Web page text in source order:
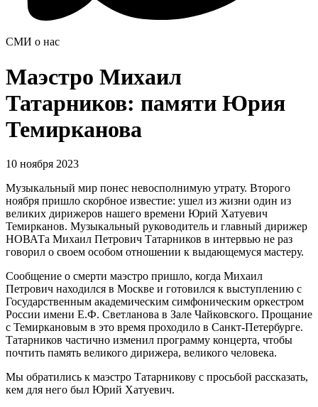
СМИ о нас
Маэстро Михаил
Татарников: памяти Юрия
Темирканова
10 ноября 2023
Музыкальный мир понес невосполнимую утрату. Второго
ноября пришло скорбное известие: ушел из жизни один из
великих дирижеров нашего времени Юрий Хатуевич
Темирканов. Музыкальный руководитель и главный дирижер
НОВАТа Михаил Петрович Татарников в интервью не раз
говорил о своем особом отношении к выдающемуся мастеру.
Сообщение о смерти маэстро пришло, когда Михаил
Петрович находился в Москве и готовился к выступлению с
Государственным академическим симфоническим оркестром
России имени Е.Ф. Светланова в Зале Чайковского. Прощание
с Темиркановым в это время проходило в Санкт-Петербурге.
Татарников частично изменил программу концерта, чтобы
почтить память великого дирижера, великого человека.
Мы обратились к маэстро Татарникову с просьбой рассказать,
кем для него был Юрий Хатуевич.